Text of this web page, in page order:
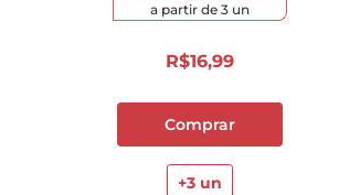
a partir de 3un
R$16,99
Comprar
+3un